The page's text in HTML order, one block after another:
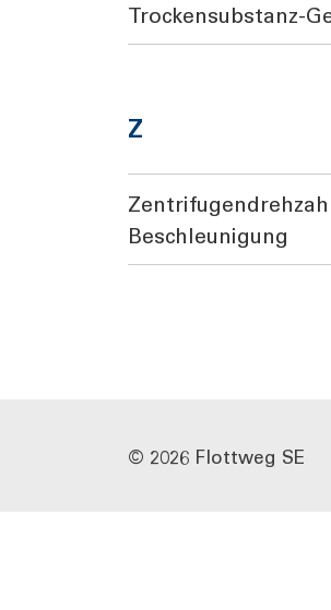
Trockensubstanz-
Z
Beschleunigung
© 2026 Flottweg SE